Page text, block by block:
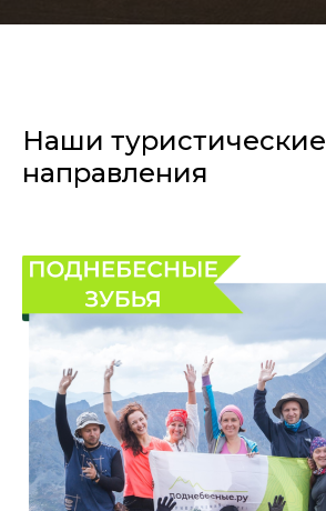
Наши туристические
направления